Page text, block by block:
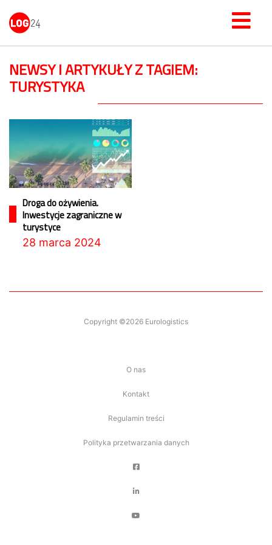
NEWSY I ARTYKUŁY Z TAGIEM:
TURYSTYKA
Droga do ożywienia.
Inwestycje zagraniczne w
turystyce
28 marca 2024
Copyright ©2026 Eurologistics
O nas
Kontakt
Regulamin treści
Polityka przetwarzania danych